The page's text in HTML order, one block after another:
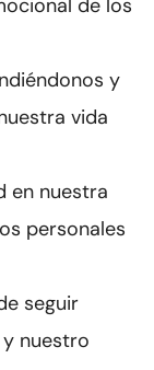
de los
y
vida
en nuestra
personales
seguir
nuestro